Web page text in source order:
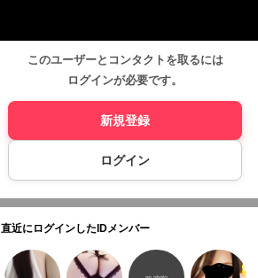
このユーザーとコンタクトを取るには
ログインが必要です。
新規登録
ログイン
直近にログインしたIDメンバー